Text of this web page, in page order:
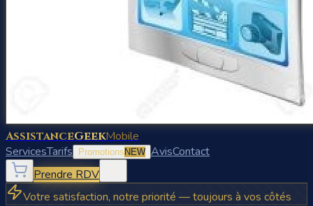
AssistanceGeekMobile
ServicesTarifs Promotions NEW AvisContact
Prendre RDV
Votre satisfaction, notre priorité — toujours à vos côtés